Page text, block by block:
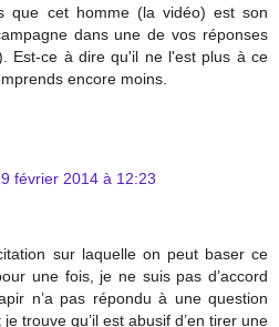
que cet homme (la vidéo) est son
dans une de vos réponses
Est-ce à dire qu'il ne l'est plus à ce
encore moins.
9 février 2014 à 12:23
sur laquelle on peut baser ce
une fois, je ne suis pas d’accord
n’a pas répondu à une question
trouve qu’il est abusif d’en tirer une